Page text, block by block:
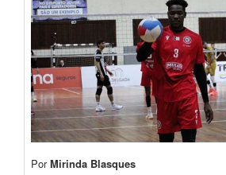
PorMirinda Blasques